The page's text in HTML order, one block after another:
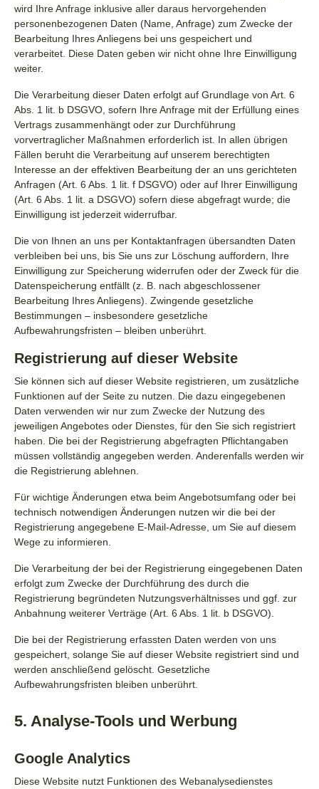
wird Ihre Anfrage inklusive aller daraus hervorgehenden
personenbezogenen Daten (Name, Anfrage) zum Zwecke der
Bearbeitung Ihres Anliegens bei uns gespeichert und
verarbeitet. Diese Daten geben wir nicht ohne Ihre Einwilligung
weiter.
Die Verarbeitung dieser Daten erfolgt auf Grundlage von Art. 6
Abs. 1 lit. b DSGVO, sofern Ihre Anfrage mit der Erfüllung eines
Vertrags zusammenhängt oder zur Durchführung
vorvertraglicher Maßnahmen erforderlich ist. In allen übrigen
Fällen beruht die Verarbeitung auf unserem berechtigten
Interesse an der effektiven Bearbeitung der an uns gerichteten
Anfragen (Art. 6 Abs. 1 lit. f DSGVO) oder auf Ihrer Einwilligung
(Art. 6 Abs. 1 lit. a DSGVO) sofern diese abgefragt wurde; die
Einwilligung ist jederzeit widerrufbar.
Die von Ihnen an uns per Kontaktanfragen übersandten Daten
verbleiben bei uns, bis Sie uns zur Löschung auffordern, Ihre
Einwilligung zur Speicherung widerrufen oder der Zweck für die
Datenspeicherung entfällt (z. B. nach abgeschlossener
Bearbeitung Ihres Anliegens). Zwingende gesetzliche
Bestimmungen – insbesondere gesetzliche
Aufbewahrungsfristen – bleiben unberührt.
Registrierung auf dieser Website
Sie können sich auf dieser Website registrieren, um zusätzliche
Funktionen auf der Seite zu nutzen. Die dazu eingegebenen
Daten verwenden wir nur zum Zwecke der Nutzung des
jeweiligen Angebotes oder Dienstes, für den Sie sich registriert
haben. Die bei der Registrierung abgefragten Pflichtangaben
müssen vollständig angegeben werden. Anderenfalls werden wir
die Registrierung ablehnen.
Für wichtige Änderungen etwa beim Angebotsumfang oder bei
technisch notwendigen Änderungen nutzen wir die bei der
Registrierung angegebene E-Mail-Adresse, um Sie auf diesem
Wege zu informieren.
Die Verarbeitung der bei der Registrierung eingegebenen Daten
erfolgt zum Zwecke der Durchführung des durch die
Registrierung begründeten Nutzungsverhältnisses und ggf. zur
Anbahnung weiterer Verträge (Art. 6 Abs. 1 lit. b DSGVO).
Die bei der Registrierung erfassten Daten werden von uns
gespeichert, solange Sie auf dieser Website registriert sind und
werden anschließend gelöscht. Gesetzliche
Aufbewahrungsfristen bleiben unberührt.
5. Analyse-Tools und Werbung
Google Analytics
Diese Website nutzt Funktionen des Webanalysedienstes